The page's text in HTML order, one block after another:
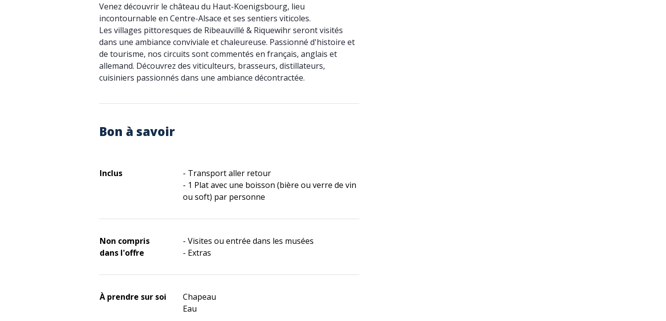
Venez découvrir le château du Haut-Koenigsbourg, lieu
incontournable en Centre-Alsace et ses sentiers viticoles.
Les villages pittoresques de Ribeauvillé & Riquewihr seront visités
dans une ambiance conviviale et chaleureuse. Passionné d'histoire et
de tourisme, nos circuits sont commentés en français, anglais et
allemand. Découvrez des viticulteurs, brasseurs, distillateurs,
cuisiniers passionnés dans une ambiance décontractée.
Bon à savoir
Inclus
- Transport aller retour
- 1 Plat avec une boisson (bière ou verre de vin
ou soft) par personne
Non compris
dans l'offre
- Visites ou entrée dans les musées
- Extras
À prendre sur soi
Chapeau
Eau